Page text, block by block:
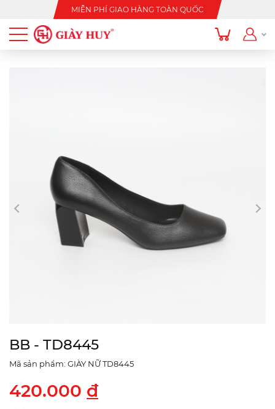
MIỄN PHÍ GIAO HÀNG TOÀN QUỐC
BB - TD8445
Mã sản phẩm: GIÀY NỮ TD8445
420.000 đ